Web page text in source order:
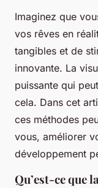
Imaginez que
vos rêves en
tangibles et de
innovante. La
puissante qui
cela. Dans cet
ces méthodes
vous, améliorer
développement
Qu’est-ce que